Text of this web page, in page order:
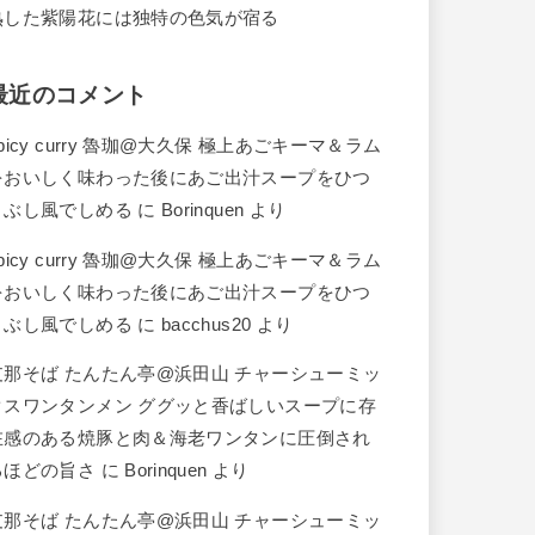
した紫陽花には独特の色気が宿る
近のコメント
curry 魯珈@大久保 極上あごキーマ＆ラム
おいしく味わった後にあご出汁スープをひつ
ぶし風でしめる に Borinquen より
curry 魯珈@大久保 極上あごキーマ＆ラム
おいしく味わった後にあご出汁スープをひつ
ぶし風でしめる に bacchus20 より
那そば たんたん亭@浜田山 チャーシューミッ
スワンタンメン ググッと香ばしいスープに存
感のある焼豚と肉＆海老ワンタンに圧倒され
ほどの旨さ に Borinquen より
那そば たんたん亭@浜田山 チャーシューミッ